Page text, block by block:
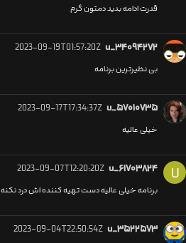
قدرت ادامه بدید دمتون گرم
u_۳۴۰۹۴۲۷۲ 2023-09-19T01:57:20Z
بی نظیرترین برنامه
u_۵۷۰۱۰۷۳۵ 2023-09-17T17:34:37Z
خیلی عالیه
U u_۶۱۷۰۳۸۲۴ 2023-09-07T12:20:20Z
برنامه خیلی عالیه دست تهیه کننده اش درد نکنه
u_۳۵۲۲۵۷۳ 2023-09-04T22:50:54Z